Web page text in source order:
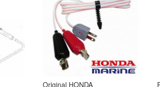
Original HONDA